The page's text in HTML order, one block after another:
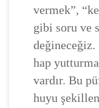
vermek”,
gibi soru ve
hap
vardır. Bu
huyu